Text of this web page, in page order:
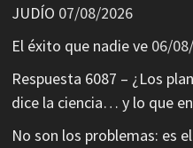
JUDÍO 07/08/2026
El éxito que nadie ve 06/
Respuesta 6087 – ¿Los
dice la ciencia… y lo que
No son los problemas: es